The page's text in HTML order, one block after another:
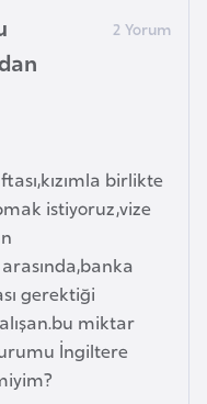
birlikte
istiyoruz,vize
gerektiği
miktar
İngiltere